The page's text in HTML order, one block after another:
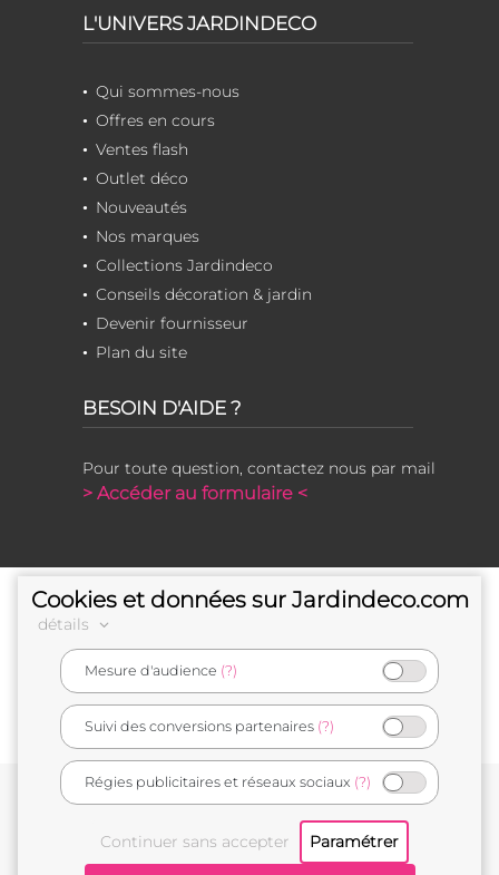
L'UNIVERS JARDINDECO
Qui sommes-nous
Offres en cours
Ventes flash
Outlet déco
Nouveautés
Nos marques
Collections Jardindeco
Conseils décoration & jardin
Devenir fournisseur
Plan du site
BESOIN D'AIDE ?
Pour toute question, contactez nous par mail
> Accéder au formulaire <
e-commerçant français
Cookies et données sur Jardindeco.com
détails
Mesure d'audience (?)
Suivi des conversions partenaires (?)
Régies publicitaires et réseaux sociaux (?)